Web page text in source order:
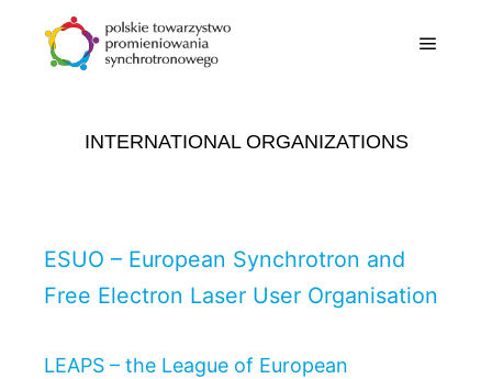
INTERNATIONAL ORGANIZATIONS
ESUO – European Synchrotron and
Free Electron Laser User Organisation
LEAPS – the League of European